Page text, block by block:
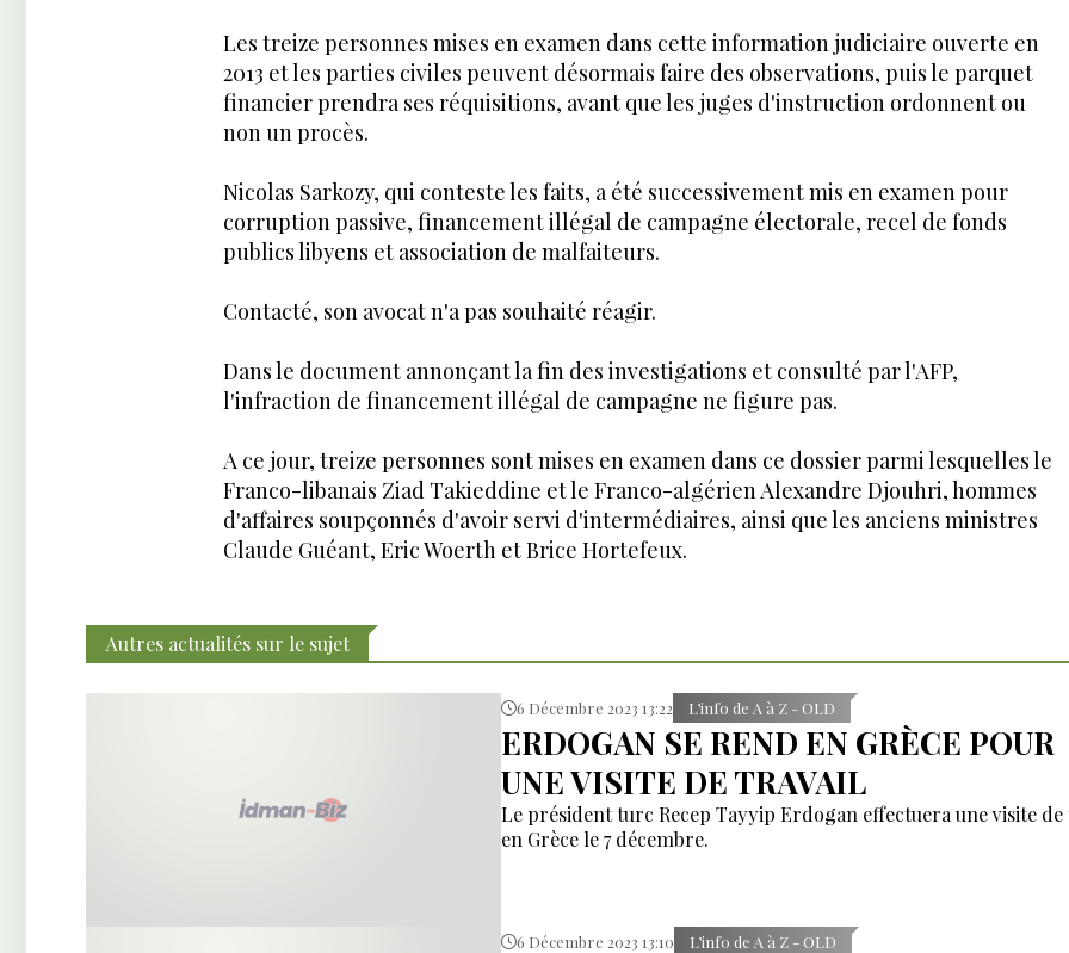
Les treize personnes mises en examen dans cette information judiciaire ouverte en
2013 et les parties civiles peuvent désormais faire des observations, puis le parquet
financier prendra ses réquisitions, avant que les juges d'instruction ordonnent ou
non un procès.
Nicolas Sarkozy, qui conteste les faits, a été successivement mis en examen pour
corruption passive, financement illégal de campagne électorale, recel de fonds
publics libyens et association de malfaiteurs.
Contacté, son avocat n'a pas souhaité réagir.
Dans le document annonçant la fin des investigations et consulté par l'AFP,
l'infraction de financement illégal de campagne ne figure pas.
A ce jour, treize personnes sont mises en examen dans ce dossier parmi lesquelles le
Franco-libanais Ziad Takieddine et le Franco-algérien Alexandre Djouhri, hommes
d'affaires soupçonnés d'avoir servi d'intermédiaires, ainsi que les anciens ministres
Claude Guéant, Eric Woerth et Brice Hortefeux.
Autres actualités sur le sujet
6 Décembre 2023 13:22 L’info de A à Z - OLD
ERDOGAN SE REND EN GRÈCE POUR
UNE VISITE DE TRAVAIL
Le président turc Recep Tayyip Erdogan effectuera une visite
en Grèce le 7 décembre.
6 Décembre 2023 13:10 L’info de A à Z - OLD